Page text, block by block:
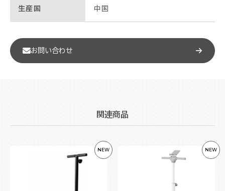
生産国 中国
お問い合わせ
関連商品
NEW NEW